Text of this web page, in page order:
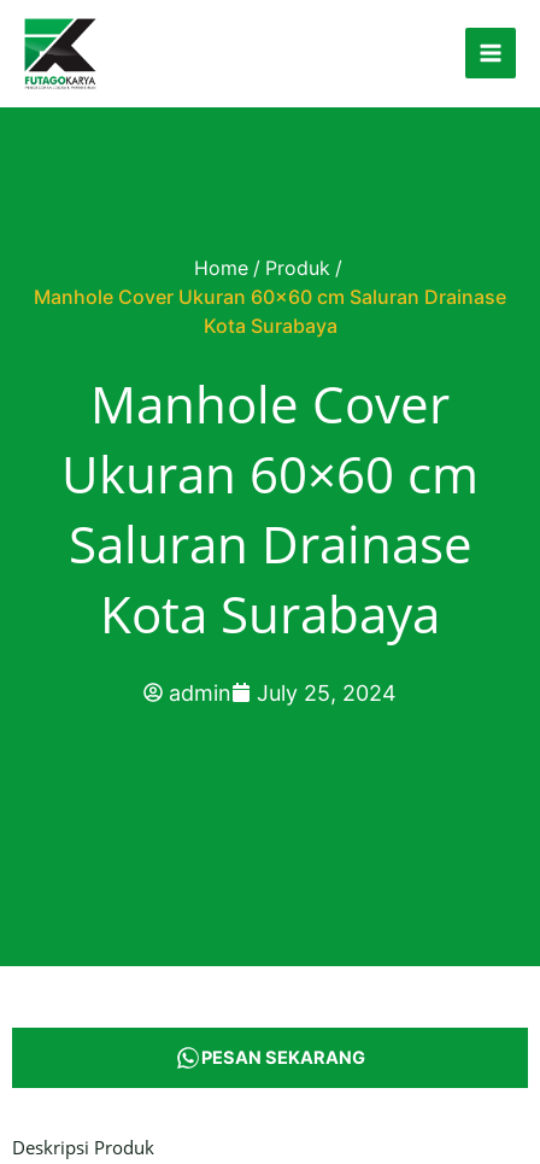
Skip to content
Home / Produk /
Manhole Cover Ukuran 60×60 cm Saluran Drainase
Kota Surabaya
Manhole Cover
Ukuran 60×60 cm
Saluran Drainase
Kota Surabaya
admin July 25, 2024
PESAN SEKARANG
Deskripsi Produk